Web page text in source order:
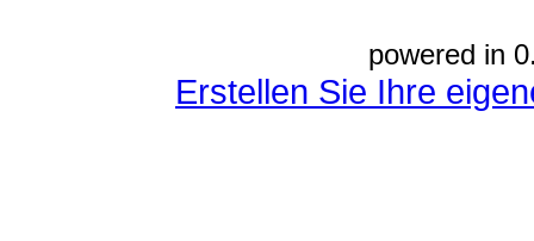
powered in
Erstellen Sie Ihre